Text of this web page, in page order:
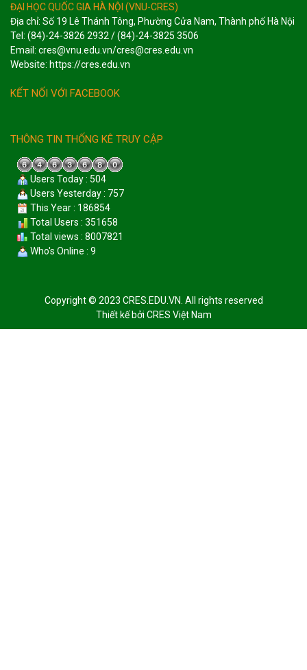
ĐẠI HỌC QUỐC GIA HÀ NỘI (VNU-CRES)
Địa chỉ: Số 19 Lê Thánh Tông, Phường Cửa Nam, Thành phố Hà Nội
Tel: (84)-24-3826 2932 / (84)-24-3825 3506
Email: cres@vnu.edu.vn/cres@cres.edu.vn
Website: https://cres.edu.vn
KẾT NỐI VỚI FACEBOOK
THÔNG TIN THỐNG KÊ TRUY CẬP
Users Today : 504
Users Yesterday : 757
This Year : 186854
Total Users : 351658
Total views : 8007821
Who's Online : 9
Copyright © 2023 CRES.EDU.VN. All rights reserved
Thiết kế bởi CRES Việt Nam